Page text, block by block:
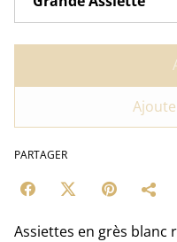
PARTAGER
Assiettes en grès blanc